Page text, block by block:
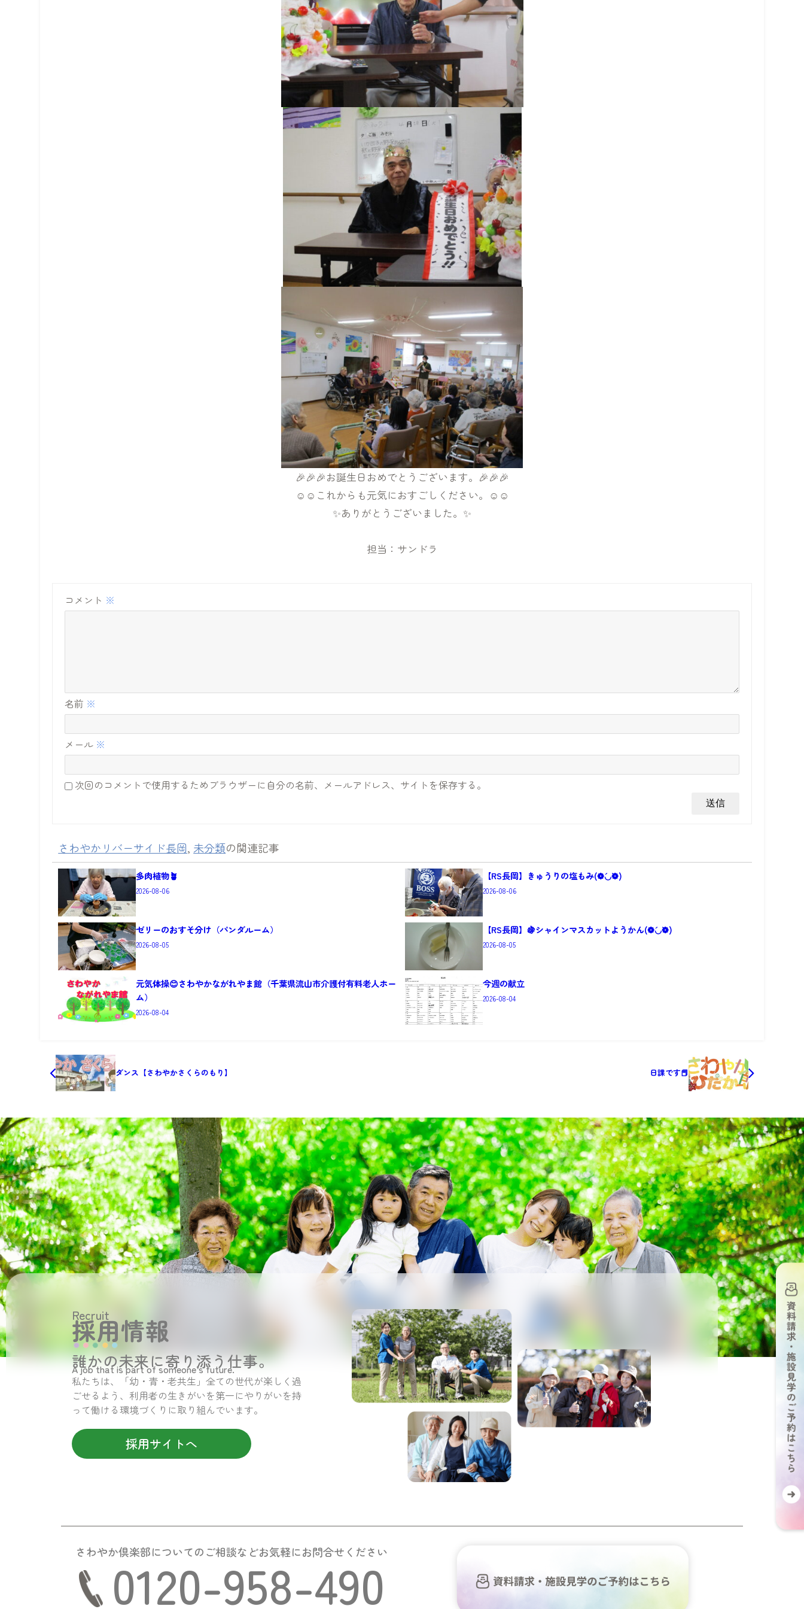
🎉🎉🎉お誕生日おめでとうございます。🎉🎉🎉
☺️☺️これからも元気におすごしください。☺️☺️
✨ありがとうございました。✨
担当：サンドラ
コメント ※
名前 ※
メール ※
次回のコメントで使用するためブラウザーに自分の名前、メールアドレス、サイトを保存する。
さわやかリバーサイド長岡, 未分類の関連記事
多肉植物🪴
2026-08-06
【RS長岡】きゅうりの塩もみ(❁´◡`❁)
2026-08-06
ゼリーのおすそ分け（パンダルーム）
2026-08-05
【RS長岡】🍇シャインマスカットようかん(❁´◡`❁)
2026-08-05
元気体操😊さわやかながれやま館（千葉県流山市介護付有料老人ホー
ム）
2026-08-04
今週の献立
2026-08-04
ダンス【さわやかさくらのもり】 日課です📕
Recruit
採用情報
誰かの未来に寄り添う仕事。
A job that is part of someone’s future.
私たちは、「幼・青・老共生」全ての世代が楽しく過
ごせるよう、利用者の生きがいを第一にやりがいを持
って働ける環境づくりに取り組んでいます。
採用サイトへ
さわやか倶楽部についてのご相談などお気軽にお問合せください
0120-958-490